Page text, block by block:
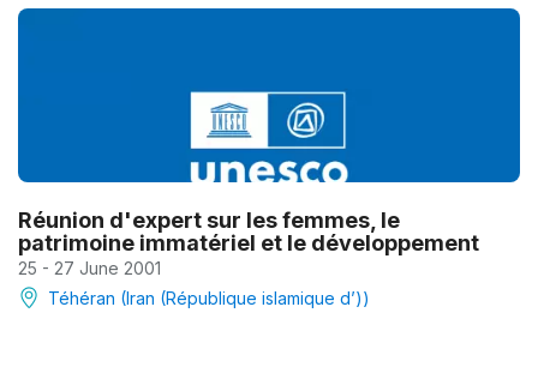
Réunion d'expert sur les femmes, le
patrimoine immatériel et le développement
25 - 27 June 2001
Téhéran (Iran (République islamique d’))